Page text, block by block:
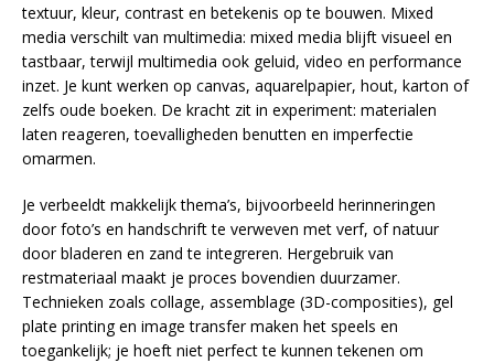
textuur, kleur, contrast en betekenis op te bouwen. Mixed
media verschilt van multimedia: mixed media blijft visueel en
tastbaar, terwijl multimedia ook geluid, video en performance
inzet. Je kunt werken op canvas, aquarelpapier, hout, karton of
zelfs oude boeken. De kracht zit in experiment: materialen
laten reageren, toevalligheden benutten en imperfectie
omarmen.
Je verbeeldt makkelijk thema’s, bijvoorbeeld herinneringen
door foto’s en handschrift te verweven met verf, of natuur
door bladeren en zand te integreren. Hergebruik van
restmateriaal maakt je proces bovendien duurzamer.
Technieken zoals collage, assemblage (3D-composities), gel
plate printing en image transfer maken het speels en
toegankelijk; je hoeft niet perfect te kunnen tekenen om